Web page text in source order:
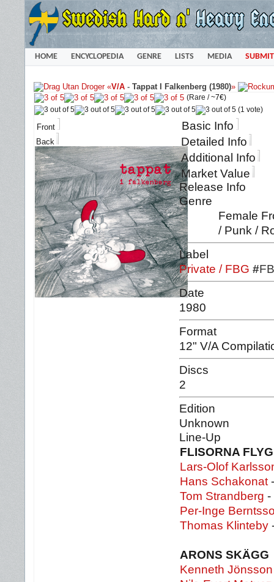
HOME ENCYCLOPEDIA GENRE LISTS MEDIA SUBMIT
«V/A - Tappat I Falkenberg (1980)»
(Rare /~7€)
(1 vote)
Front
Back
Basic Info
Detailed Info
Additional Info
Market Value
Release Info
Genre
Female
/ Punk /
Label
Private / FBG #
Date
1980
Format
12" V/A
Discs
2
Edition
Unknown
Line-Up
FLISORNA
Lars-Olof
Hans Schakonat
Tom Strandberg -
Per-Inge
Thomas Klinteby
ARONS SKÄGG
Kenneth Jönsson